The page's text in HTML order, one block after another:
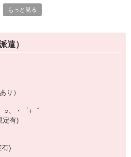
ャンス♪
コールセンター、受付
分け・加工・組立・検査
ネイリスト・エステ
個別指導塾・人材紹介
ング・官公庁案件
務
)・KDDI/softbank(ソフトバンク)など
天モバイル、UQなど格安スマホまで幅
もっと見る
遣）
り）
○。・゜+゜
定有)
有)